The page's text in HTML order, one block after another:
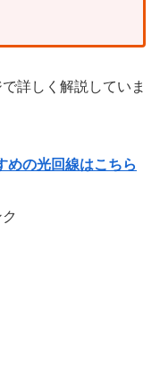
詳しく解説していま
めの光回線はこちら